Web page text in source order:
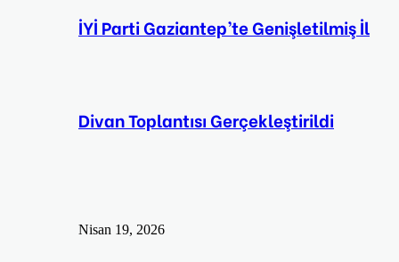
İYİ Parti Gaziantep’te Genişletilmiş İl
Divan Toplantısı Gerçekleştirildi
Nisan 19, 2026